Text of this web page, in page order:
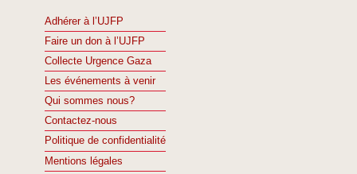
Adhérer à l’UJFP
Faire un don à l’UJFP
Collecte Urgence Gaza
Les événements à venir
Qui sommes nous?
Contactez-nous
Politique de confidentialité
Mentions légales